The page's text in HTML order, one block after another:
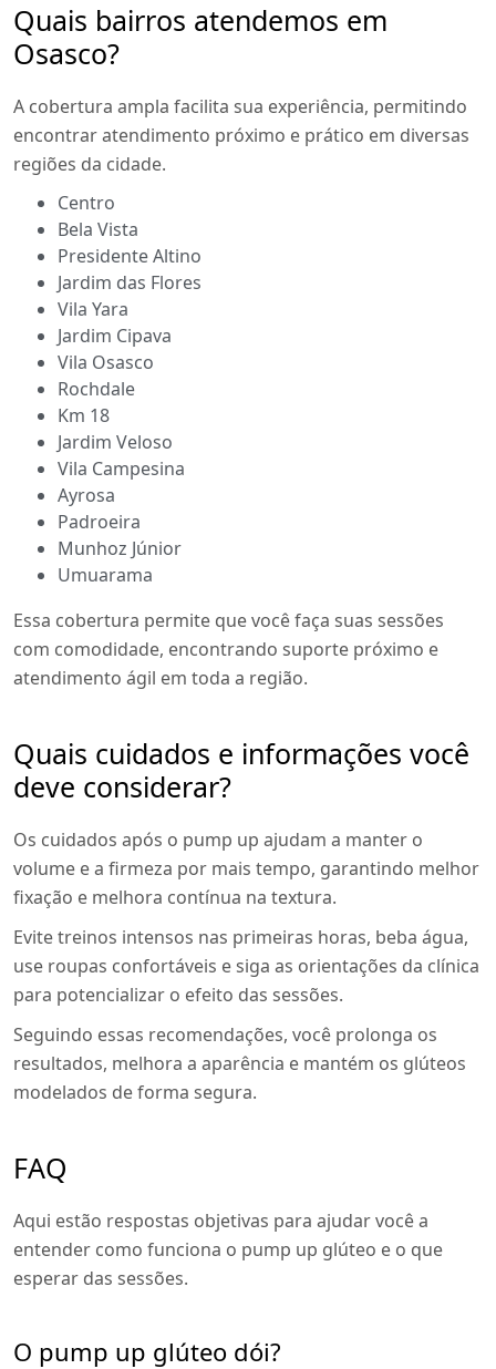
Quais bairros atendemos em
Osasco?
A cobertura ampla facilita sua experiência, permitindo
encontrar atendimento próximo e prático em diversas
regiões da cidade.
Centro
Bela Vista
Presidente Altino
Jardim das Flores
Vila Yara
Jardim Cipava
Vila Osasco
Rochdale
Km 18
Jardim Veloso
Vila Campesina
Ayrosa
Padroeira
Munhoz Júnior
Umuarama
Essa cobertura permite que você faça suas sessões
com comodidade, encontrando suporte próximo e
atendimento ágil em toda a região.
Quais cuidados e informações você
deve considerar?
Os cuidados após o pump up ajudam a manter o
volume e a firmeza por mais tempo, garantindo melhor
fixação e melhora contínua na textura.
Evite treinos intensos nas primeiras horas, beba água,
use roupas confortáveis e siga as orientações da clínica
para potencializar o efeito das sessões.
Seguindo essas recomendações, você prolonga os
resultados, melhora a aparência e mantém os glúteos
modelados de forma segura.
FAQ
Aqui estão respostas objetivas para ajudar você a
entender como funciona o pump up glúteo e o que
esperar das sessões.
O pump up glúteo dói?